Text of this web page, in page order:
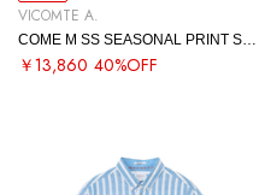
VICOMTE A.
￥13,860 40%OFF